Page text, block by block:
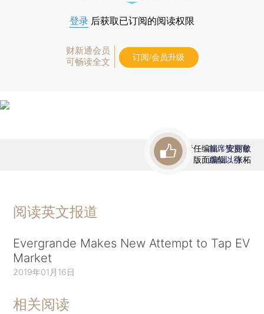
登录 后获取已订阅的阅读权限
财新通会员
可畅读全文
订阅/会员升级
责任编辑：安丽敏
版面编辑：张柘
首席赞赏官
虚位以待
阅读英文报道
Evergrande Makes New Attempt to Tap EV
Market
2019年01月16日
相关阅读